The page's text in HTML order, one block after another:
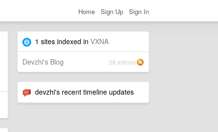
Home Sign Up Sign In
1 sites indexed in VXNA
Devzhi's Blog 28 articles
devzhi's recent timeline updates